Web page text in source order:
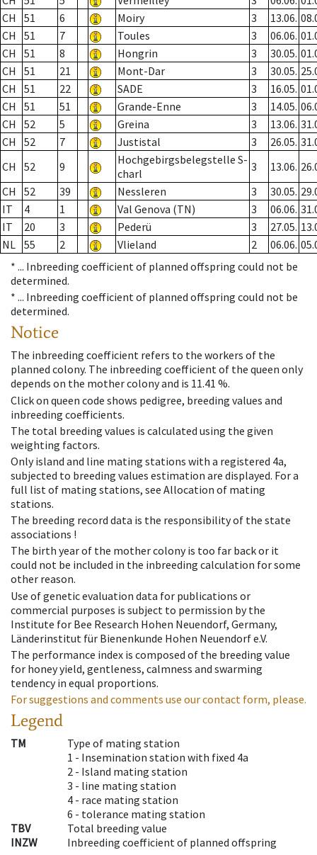
CH
51 6 Moiry 3 13.06.
CH
51 7 Toules 3 06.06.
CH
51 8 Hongrin 3 30.05.
CH
51 21 Mont-Dar 3 30.05.
CH
51 22 SADE 3 16.05.
CH
51 51 Grande-Enne 3 14.05.
CH
52 5 Greina 3 13.06.
CH
52 7 Justistal 3 26.05.
CH
52 9
Hochgebirgsbelegstelle S-
charl
3 13.06.
CH
52 39 Nessleren 3 30.05.
IT
4 1 Val Genova (TN) 3 06.06.
IT
20 3 Pederü 3 27.05.
NL 55 2 Vlieland 2 06.06.
* ... Inbreeding coefficient of planned offspring could not be
determined.
* ... Inbreeding coefficient of planned offspring could not be
determined.
Notice
The inbreeding coefficient refers to the workers of the
planned colony. The inbreeding coefficient of the queen only
depends on the mother colony and is 11.41 %.
Click on queen code shows pedigree, breeding values and
inbreeding coefficients.
The total breeding values is calculated using the given
weighting factors.
Only island and line mating stations with a registered 4a,
subjected to breeding values estimation are displayed. For a
full list of mating stations, see Allocation of mating
stations.
The breeding record data is the responsibility of the state
associations !
The birth year of the mother colony is too far back or it
could not be included in the inbreeding calculation for some
other reason.
Use of genetic evaluation data for publications or
commercial purposes is subject to permission by the
Institute for Bee Research Hohen Neuendorf, Germany,
Länderinstitut für Bienenkunde Hohen Neuendorf e.V.
The performance index is composed of the breeding value
for honey yield, gentleness, calmness and swarming
tendency in equal proportions.
For suggestions and comments use our contact form, please.
Legend
TM
Type of mating station
1 - Insemination station with fixed 4a
2 - Island mating station
3 - line mating station
4 - race mating station
6 - tolerance mating station
TBV
Total breeding value
INZW
Inbreeding coefficient of planned offspring